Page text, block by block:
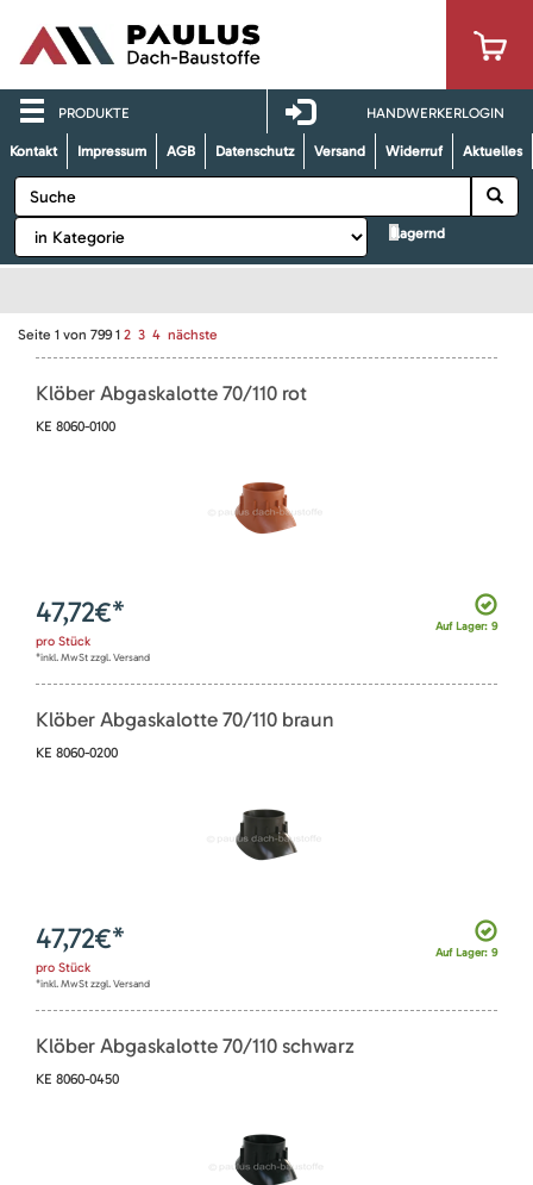
PRODUKTE HANDWERKERLOGIN
Kontakt Impressum AGB Datenschutz Versand Widerruf Aktuelles
lagernd
Seite 1 von 799 1 2 3 4 nächste
Klöber Abgaskalotte 70/110 rot
KE 8060-0100
Auf Lager: 9
47,72€*
pro Stück
*inkl. MwSt zzgl. Versand
Klöber Abgaskalotte 70/110 braun
KE 8060-0200
Auf Lager: 9
47,72€*
pro Stück
*inkl. MwSt zzgl. Versand
Klöber Abgaskalotte 70/110 schwarz
KE 8060-0450